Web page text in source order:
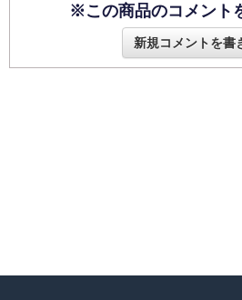
※この商品のコメント
新規コメントを書